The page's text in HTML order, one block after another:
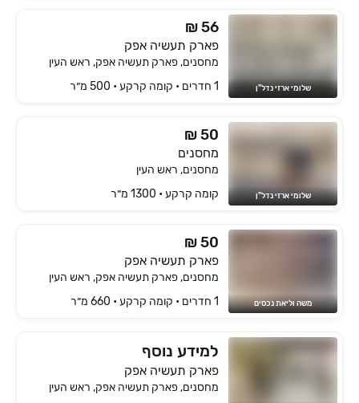
שלומי ארזי נדל"ן
₪ 56
פארק תעשיה אפק
מחסנים, פארק תעשיה אפק, ראש העין
1 חדרים • קומה ‎קרקע‏ • 500 מ״ר
שלומי ארזי נדל"ן
₪ 50
מחסנים
מחסנים, ראש העין
קומה ‎קרקע‏ • 1300 מ״ר
משה וליאת נכסים
₪ 50
פארק תעשיה אפק
מחסנים, פארק תעשיה אפק, ראש העין
1 חדרים • קומה ‎קרקע‏ • 660 מ״ר
למידע נוסף
פארק תעשיה אפק
מחסנים, פארק תעשיה אפק, ראש העין